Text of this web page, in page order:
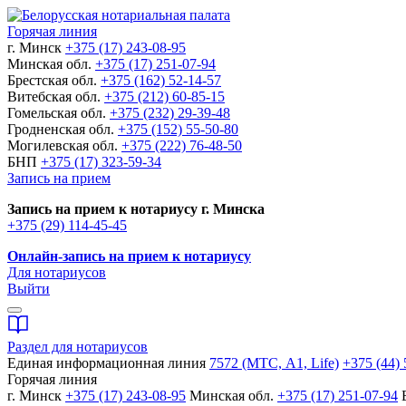
Горячая линия
г. Минск +375 (17) 243-08-95
Минская обл. +375 (17) 251-07-94
Брестская обл. +375 (162) 52-14-57
Витебская обл. +375 (212) 60-85-15
Гомельская обл. +375 (232) 29-39-48
Гродненская обл. +375 (152) 55-50-80
Могилевская обл. +375 (222) 76-48-50
БНП +375 (17) 323-59-34
Запись на прием
Запись на прием к нотариусу г. Минска
+375 (29) 114-45-45
Онлайн-запись на прием к нотариусу
Для нотариусов
Выйти
Раздел для нотариусов
Единая информационная линия 7572 (МТС, A1, Life) +375 (44)
Горячая линия
г. Минск +375 (17) 243-08-95 Минская обл. +375 (17) 251-07-94